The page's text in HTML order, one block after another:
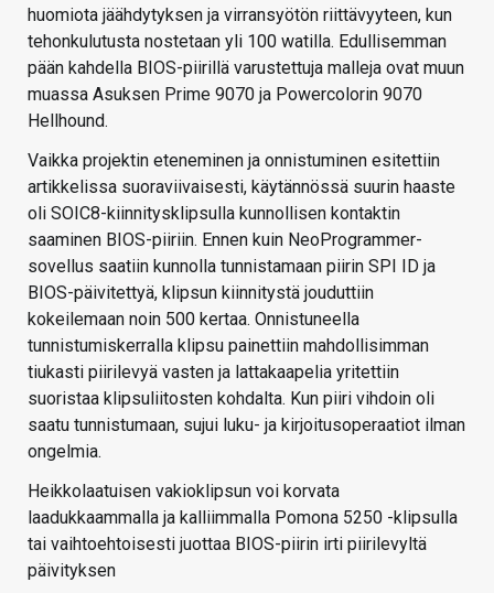
huomiota jäähdytyksen ja virransyötön riittävyyteen, kun
tehonkulutusta nostetaan yli 100 watilla. Edullisemman
pään kahdella BIOS-piirillä varustettuja malleja ovat muun
muassa Asuksen Prime 9070 ja Powercolorin 9070
Hellhound.
Vaikka projektin eteneminen ja onnistuminen esitettiin
artikkelissa suoraviivaisesti, käytännössä suurin haaste
oli SOIC8-kiinnitysklipsulla kunnollisen kontaktin
saaminen BIOS-piiriin. Ennen kuin NeoProgrammer-
sovellus saatiin kunnolla tunnistamaan piirin SPI ID ja
BIOS-päivitettyä, klipsun kiinnitystä jouduttiin
kokeilemaan noin 500 kertaa. Onnistuneella
tunnistumiskerralla klipsu painettiin mahdollisimman
tiukasti piirilevyä vasten ja lattakaapelia yritettiin
suoristaa klipsuliitosten kohdalta. Kun piiri vihdoin oli
saatu tunnistumaan, sujui luku- ja kirjoitusoperaatiot ilman
ongelmia.
Heikkolaatuisen vakioklipsun voi korvata
laadukkaammalla ja kalliimmalla Pomona 5250 -klipsulla
tai vaihtoehtoisesti juottaa BIOS-piirin irti piirilevyltä
päivityksen